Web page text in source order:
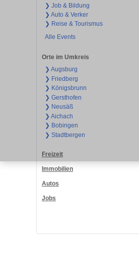
❯ Job & Bildung
❯ Auto & Verker
❯ Reise & Tourismus
Alle Events
Orte im Umkreis
❯ Augsburg
❯ Friedberg
❯ Königsbrunn
❯ Gersthofen
❯ Neusäß
❯ Aichach
❯ Bobingen
❯ Stadtbergen
Freizeit
Immobilien
Autos
Jobs